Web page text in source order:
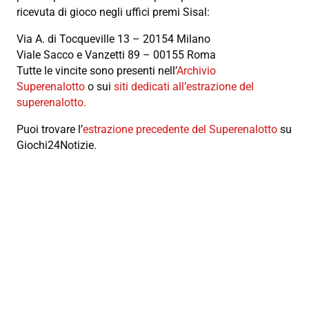
ricevuta di gioco negli uffici premi Sisal:
Via A. di Tocqueville 13 – 20154 Milano
Viale Sacco e Vanzetti 89 – 00155 Roma
Tutte le vincite sono presenti nell’Archivio
Superenalotto o sui siti dedicati all’estrazione del
superenalotto.
Puoi trovare l’estrazione precedente del Superenalotto su
Giochi24Notizie.